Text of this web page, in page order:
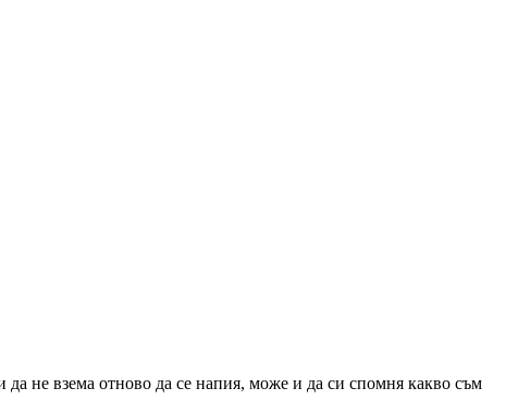
не взема отново да се напия, може и да си спомня какво съм